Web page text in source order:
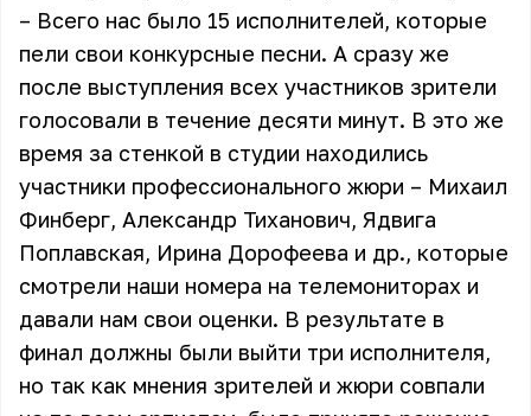
– Всего нас было 15 исполнителей, которые
пели свои конкурсные песни. А сразу же
после выступления всех участников зрители
голосовали в течение десяти минут. В это же
время за стенкой в студии находились
участники профессионального жюри – Михаил
Финберг, Александр Тиханович, Ядвига
Поплавская, Ирина Дорофеева и др., которые
смотрели наши номера на телемониторах и
давали нам свои оценки. В результате в
финал должны были выйти три исполнителя,
но так как мнения зрителей и жюри совпали